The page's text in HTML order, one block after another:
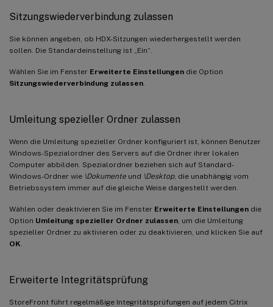
Sitzungswiederverbindung zulassen
Sie können angeben, ob HDX-Sitzungen wiederhergestellt werden
sollen. Die Standardeinstellung ist „Ein“.
Wählen Sie im Fenster Erweiterte Einstellungen die Option
Sitzungswiederverbindung zulassen.
Umleitung spezieller Ordner zulassen
Wenn die Umleitung spezieller Ordner konfiguriert ist, können Benutzer
Windows-Spezialordner des Servers auf die Ordner ihrer lokalen
Computer abbilden. Spezialordner beziehen sich auf Standard-
Windows-Ordner wie \Dokumente und \Desktop, die unabhängig vom
Betriebssystem immer auf die gleiche Weise dargestellt werden.
Wählen oder deaktivieren Sie im Fenster Erweiterte Einstellungen die
Option Umleitung spezieller Ordner zulassen, um die Umleitung
spezieller Ordner zu aktivieren oder zu deaktivieren, und klicken Sie auf
OK.
Erweiterte Integritätsprüfung
StoreFront führt regelmäßige Integritätsprüfungen auf jedem Citrix